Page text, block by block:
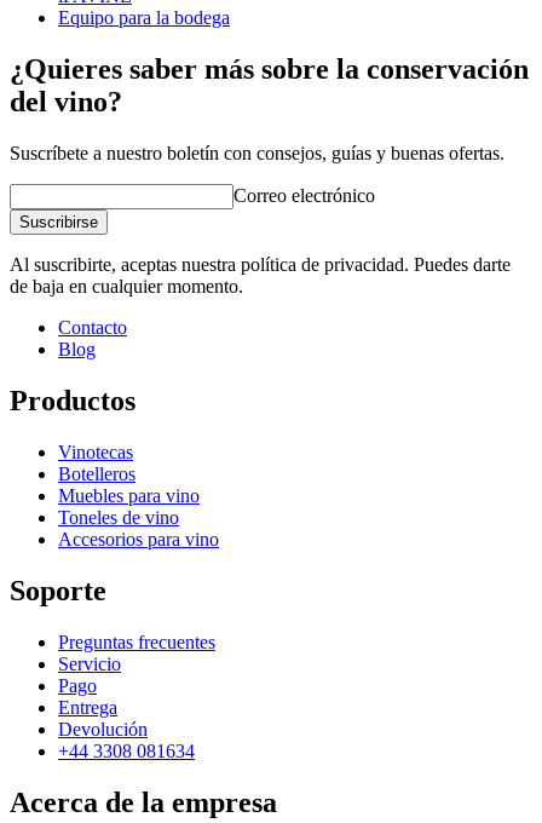
Equipo para la bodega
¿Quieres saber más sobre la conservación
del vino?
Suscríbete a nuestro boletín con consejos, guías y buenas ofertas.
Correo electrónico
Suscribirse
Al suscribirte, aceptas nuestra política de privacidad. Puedes darte
de baja en cualquier momento.
Contacto
Blog
Productos
Vinotecas
Botelleros
Muebles para vino
Toneles de vino
Accesorios para vino
Soporte
Preguntas frecuentes
Servicio
Pago
Entrega
Devolución
+44 3308 081634
Acerca de la empresa